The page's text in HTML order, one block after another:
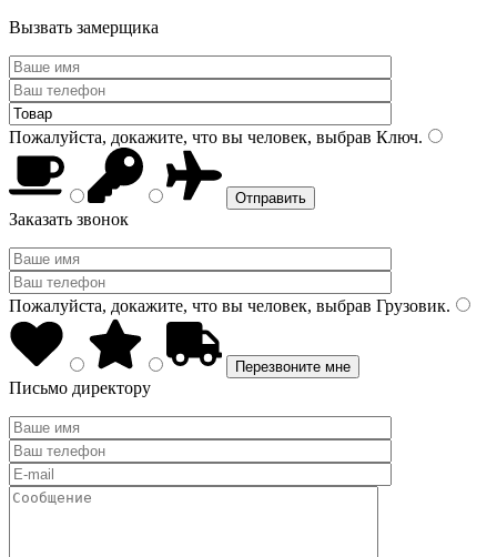
Вызвать замерщика
Пожалуйста, докажите, что вы человек, выбрав Ключ.
Заказать звонок
Пожалуйста, докажите, что вы человек, выбрав Грузовик.
Письмо директору